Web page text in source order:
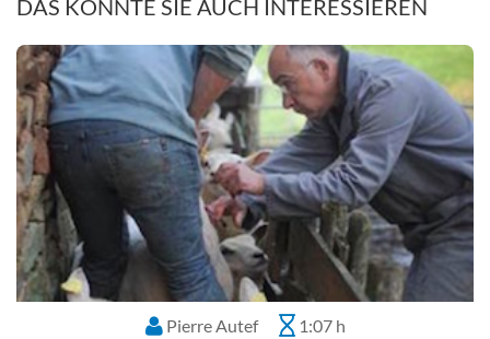
DAS KÖNNTE SIE AUCH INTERESSIEREN
Pierre Autef 1:07 h